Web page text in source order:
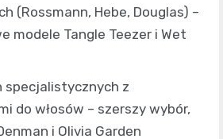
(Rossmann, Hebe, Douglas) –
modele Tangle Teezer i Wet
specjalistycznych z
do włosów – szerszy wybór,
i Olivia Garden